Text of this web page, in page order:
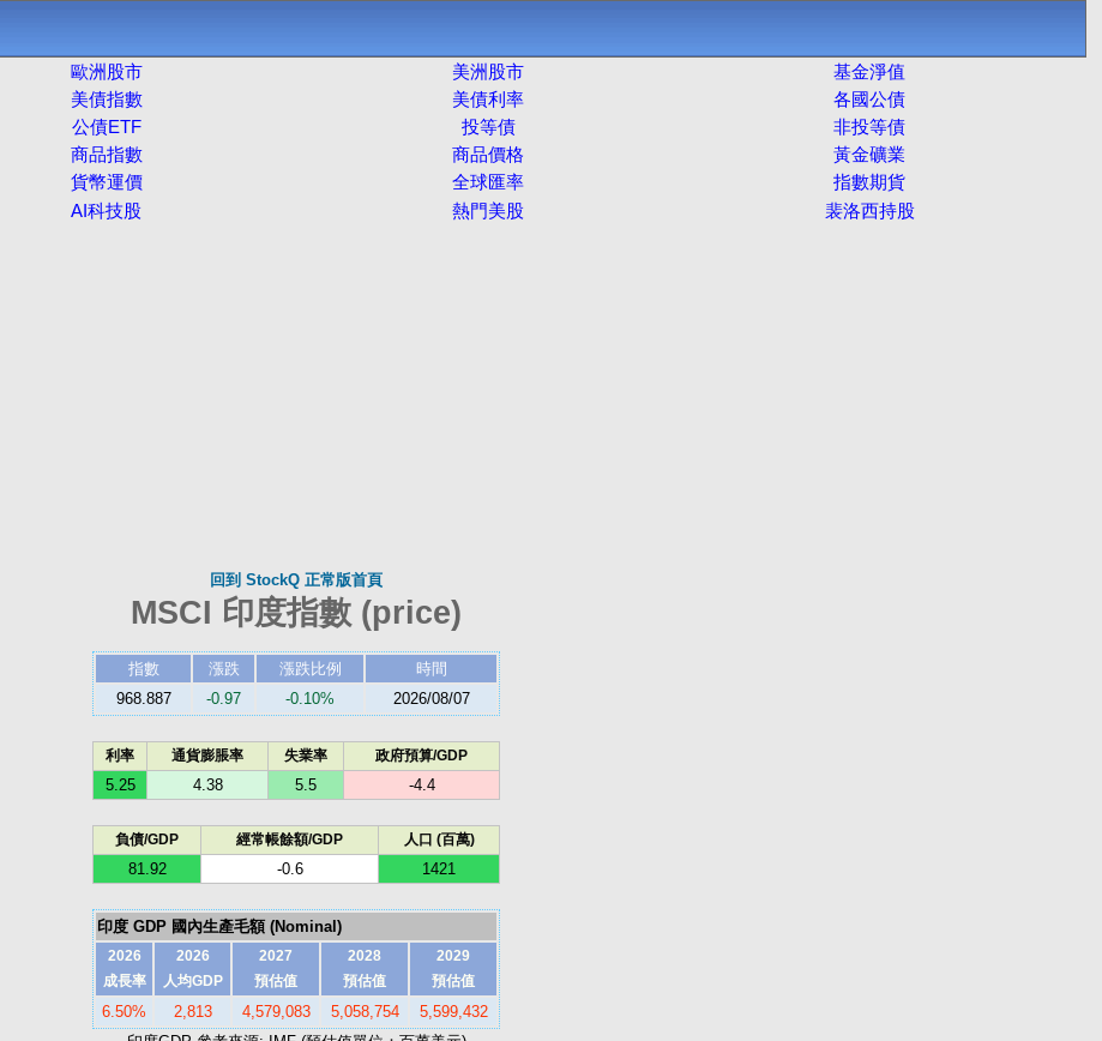
歐洲股市 美洲股市
基金淨值
美債指數 美債利率
各國公債
公債ETF 投等債
非投等債
商品指數 商品價格
黃金礦業
貨幣運價 全球匯率 指數期貨
AI科技股 熱門美股 裴洛西持股
回到 StockQ 正常版首頁
MSCI 印度指數 (price)
指數 漲跌 漲跌比例
時間
968.887
-0.97 -0.10% 2026/08/07
利率 通貨膨脹率 失業率 政府預算/GDP
5.25 4.38 5.5 -4.4
負債/GDP 經常帳餘額/GDP 人口 (百萬)
81.92 -0.6 1421
印度 GDP 國內生產毛額 (Nominal)
2026
成長率
2026
人均GDP
2027
預估值
2028
預估值
2029
預估值
6.50% 2,813 4,579,083 5,058,754
5,599,432